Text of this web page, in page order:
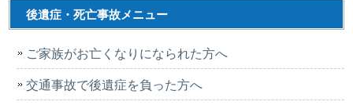
後遺症・死亡事故メニュー
ご家族がお亡くなりになられた方へ
交通事故で後遺症を負った方へ